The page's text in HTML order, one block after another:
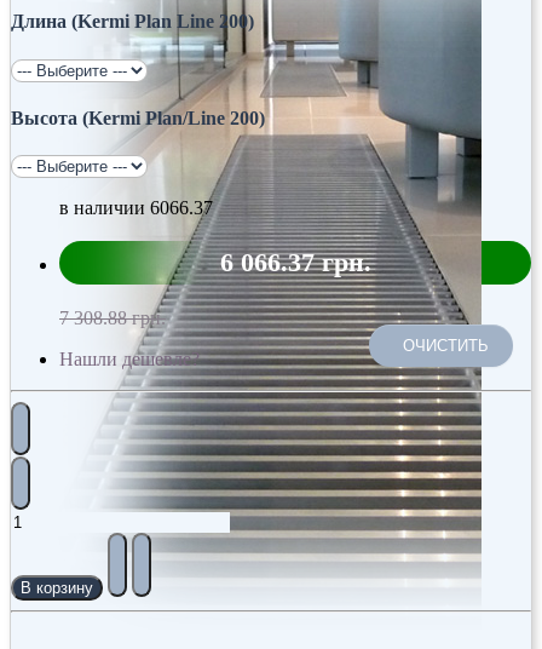
Длина (Kermi Plan Line 200)
Высота (Kermi Plan/Line 200)
в наличии 6066.37
6 066.37 грн.
7 308.88 грн.
Нашли дешевле?
ОЧИСТИТЬ
В корзину